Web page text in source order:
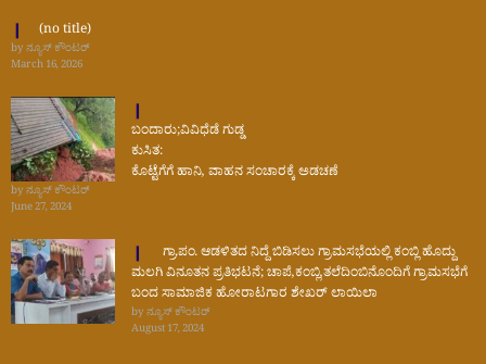
(no title)
by ನ್ಯೂಸ್ ಕೌಂಟರ್
March 16, 2026
ಬಂದಾರು;ವಿವಿಧೆಡೆ ಗುಡ್ಡ
ಕುಸಿತ:
ಕೊಟ್ಟೆಗೆಗೆ ಹಾನಿ, ವಾಹನ ಸಂಚಾರಕ್ಕೆ ಅಡಚಣೆ
by ನ್ಯೂಸ್ ಕೌಂಟರ್
June 27, 2024
ಗ್ರಾ.ಪಂ. ಆಡಳಿತದ ನಿದ್ದೆ ಬಿಡಿಸಲು ಗ್ರಾಮಸಭೆಯಲ್ಲಿ ಕಂಬ್ಲಿ ಹೊದ್ದು
ಮಲಗಿ ವಿನೂತನ ಪ್ರತಿಭಟನೆ; ಚಾಪೆ,ಕಂಬ್ಲಿ,ತಲೆದಿಂಬಿನೊಂದಿಗೆ ಗ್ರಾಮಸಭೆಗೆ
ಬಂದ ಸಾಮಾಜಿಕ ಹೋರಾಟಗಾರ ಶೇಖರ್ ಲಾಯಿಲಾ
by ನ್ಯೂಸ್ ಕೌಂಟರ್
August 17, 2024